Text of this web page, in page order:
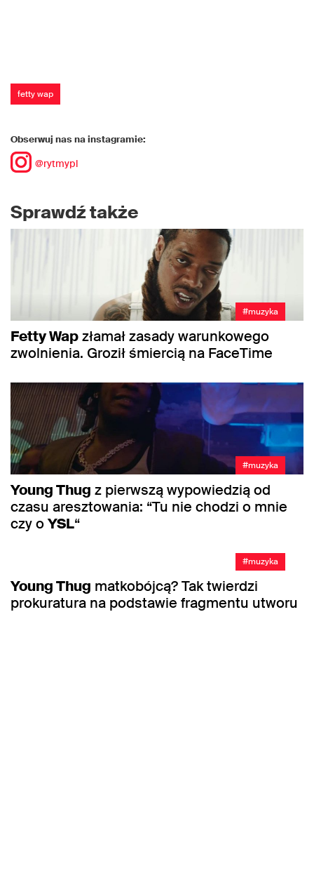
fetty wap
Obserwuj nas na instagramie:
@rytmypl
Sprawdź także
#muzyka
Fetty Wapzłamał zasady warunkowego
zwolnienia. Groził śmiercią na FaceTime
#muzyka
Young Thug z pierwszą wypowiedzią od
czasu aresztowania: “Tu nie chodzi o mnie
czy oYSL“
#muzyka
Young Thug matkobójcą? Tak twierdzi
prokuratura na podstawie fragmentu utworu